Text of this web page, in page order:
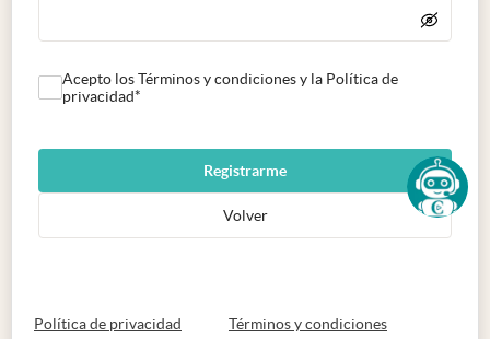
Acepto los Términos y condiciones y la Política de
privacidad*
Registrarme
Volver
Política de privacidad abre en nueva pestaña
Términos y condicionesabre en nueva